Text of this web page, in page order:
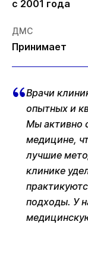
с 2001 года
ДМС
Принимает
Врачи
опытных и
Мы активно
медицине,
лучшие
клинике
подходы. У